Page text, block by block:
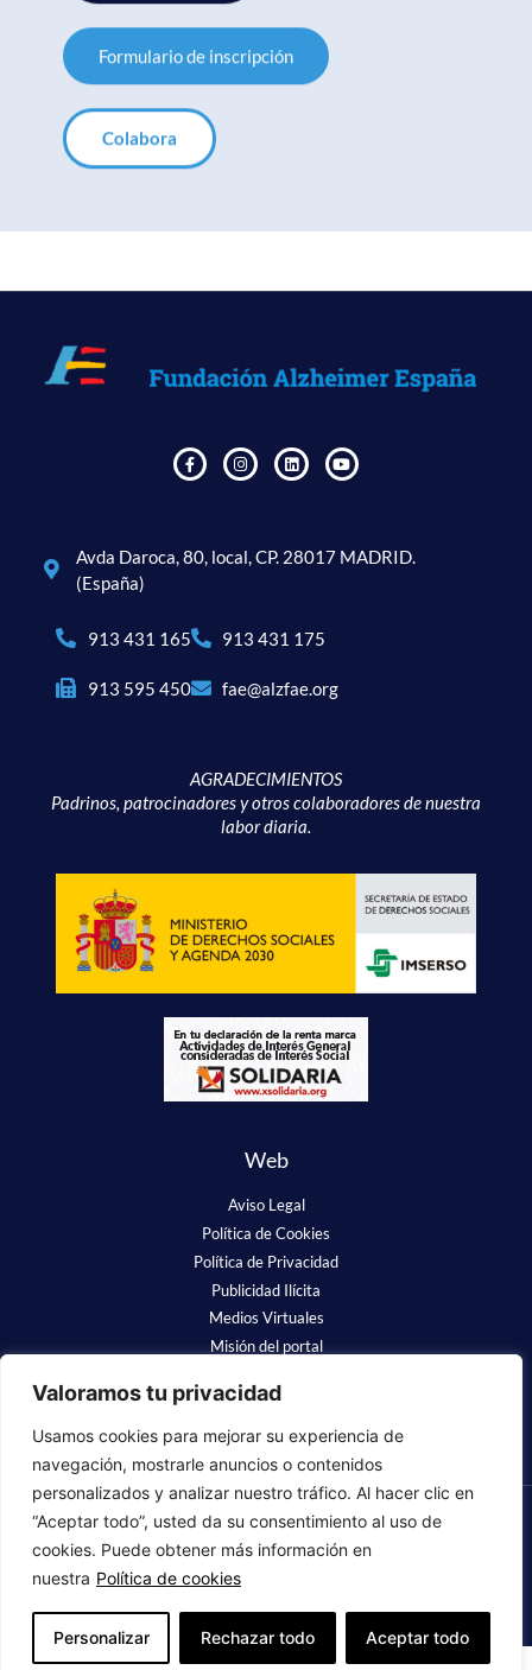
Valoramos tu privacidad
Usamos cookies para mejorar su experiencia de
navegación, mostrarle anuncios o contenidos
personalizados y analizar nuestro tráfico. Al hacer clic en
“Aceptar todo”, usted da su consentimiento al uso de
cookies. Puede obtener más información en
nuestra Política de cookies
Personalizar Rechazar todo Aceptar todo
Formulario de inscripción
Colabora
Avda Daroca, 80, local, CP. 28017 MADRID.
(España)
913 431 165 913 431 175
913 595 450 fae@alzfae.org
AGRADECIMIENTOS
Padrinos, patrocinadores y otros colaboradores de nuestra
labor diaria.
Web
Aviso Legal
Política de Cookies
Política de Privacidad
Publicidad Ilícita
Medios Virtuales
Misión del portal
❤Luchamos para que se nos recuerde
Copyright © 2023 Fundación Alzheimer España. Todos los derechos